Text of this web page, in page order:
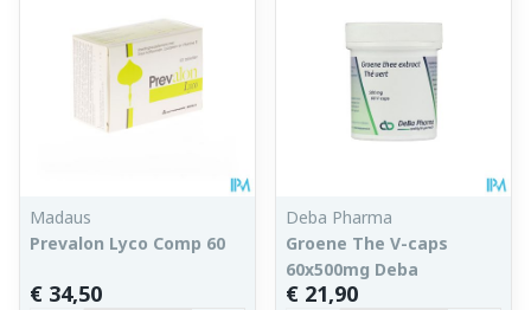
Madaus
Prevalon Lyco Comp 60
€ 34,50
Deba Pharma
Groene The V-caps
60x500mg Deba
€ 21,90